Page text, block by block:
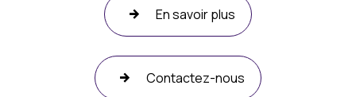
En savoir plus
Contactez-nous